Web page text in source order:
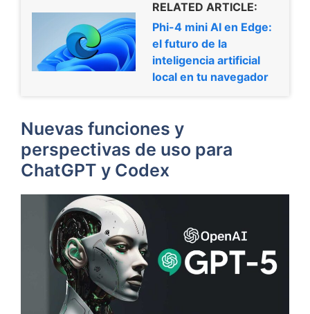
RELATED ARTICLE:
Phi-4 mini AI en Edge:
el futuro de la
inteligencia artificial
local en tu navegador
Nuevas funciones y
perspectivas de uso para
ChatGPT y Codex